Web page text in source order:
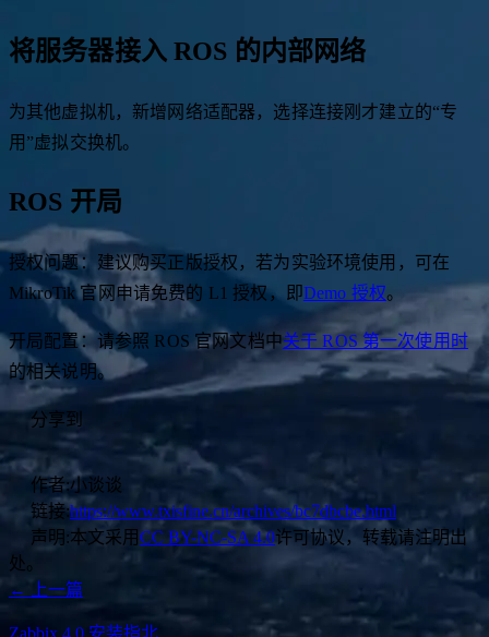
将服务器接入 ROS 的内部网络
为其他虚拟机，新增网络适配器，选择连接刚才建立的“专
用”虚拟交换机。
ROS 开局
授权问题：建议购买正版授权，若为实验环境使用，可在
MikroTik 官网申请免费的 L1 授权，即Demo 授权。
开局配置：请参照 ROS 官网文档中关于 ROS 第一次使用时
的相关说明。
分享到
作者:小谈谈
链接:https://www.txisfine.cn/archives/bc7dbcbe.html
声明:本文采用CC BY-NC-SA 4.0许可协议，转载请注明出
处。
← 上一篇